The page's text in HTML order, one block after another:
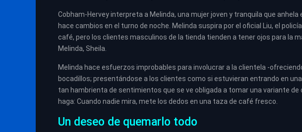
Cobham-Hervey interpreta a Melinda, una mujer joven y tranquila que
hace cambios en el turno de noche. Melinda suspira por el oficial Liu, el
café, pero los clientes masculinos de la tienda tienden a tener ojos para la
Melinda, Sheila.
Melinda hace esfuerzos improbables para involucrar a la clientela -
bocadillos; presentándose a los clientes como si estuvieran entrando en
tan hambrienta de sentimientos que se ve obligada a tomar una variante de
haga: Cuando nadie mira, mete los dedos en una taza de café fresco.
Un deseo de quemarlo todo